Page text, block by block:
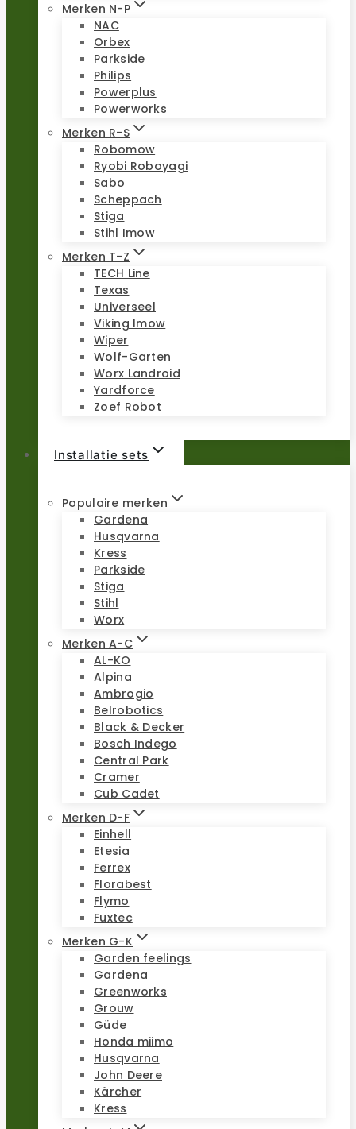
Merken N-P
NAC
Orbex
Parkside
Philips
Powerplus
Powerworks
Merken R-S
Robomow
Ryobi Roboyagi
Sabo
Scheppach
Stiga
Stihl Imow
Merken T-Z
TECH Line
Texas
Universeel
Viking Imow
Wiper
Wolf-Garten
Worx Landroid
Yardforce
Zoef Robot
Installatie sets
Populaire merken
Gardena
Husqvarna
Kress
Parkside
Stiga
Stihl
Worx
Merken A-C
AL-KO
Alpina
Ambrogio
Belrobotics
Black & Decker
Bosch Indego
Central Park
Cramer
Cub Cadet
Merken D-F
Einhell
Etesia
Ferrex
Florabest
Flymo
Fuxtec
Merken G-K
Garden feelings
Gardena
Greenworks
Grouw
Güde
Honda miimo
Husqvarna
John Deere
Kärcher
Kress